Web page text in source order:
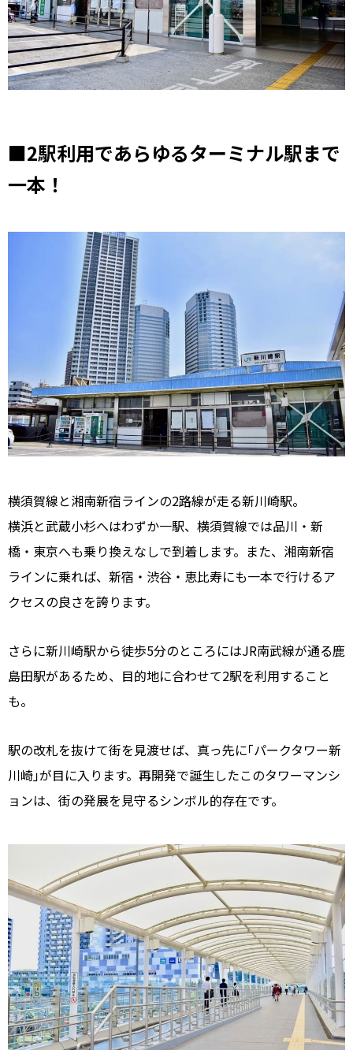
■2駅利用であらゆるターミナル駅まで
一本！
横須賀線と湘南新宿ラインの2路線が走る新川崎駅。
横浜と武蔵小杉へはわずか一駅、横須賀線では品川・新
橋・東京へも乗り換えなしで到着します。また、湘南新宿
ラインに乗れば、新宿・渋谷・恵比寿にも一本で行けるア
クセスの良さを誇ります。
さらに新川崎駅から徒歩5分のところにはJR南武線が通る鹿
島田駅があるため、目的地に合わせて2駅を利用すること
も。
駅の改札を抜けて街を見渡せば、真っ先に｢パークタワー新
川崎｣が目に入ります。再開発で誕生したこのタワーマンシ
ョンは、街の発展を見守るシンボル的存在です。